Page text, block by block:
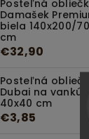
Posteľná
Damašek
biela 140x200/
cm
€32,90
Posteľná obliečka
Dubai na vankúšik
40x40 cm
€3,85